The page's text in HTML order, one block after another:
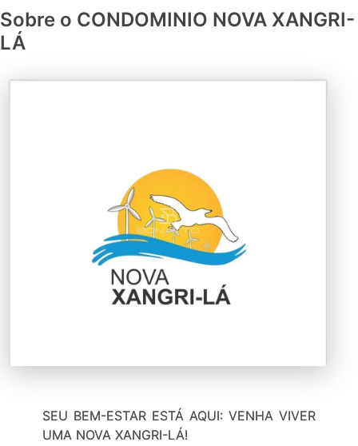
Sobre o CONDOMINIO NOVA XANGRI-
LÁ
SEU BEM-ESTAR ESTÁ AQUI: VENHA VIVER
UMA NOVA XANGRI-LÁ!